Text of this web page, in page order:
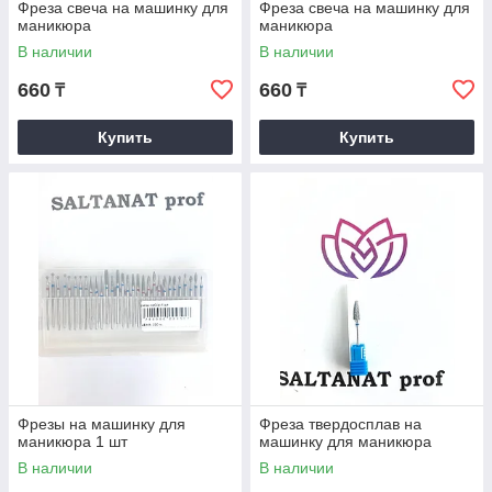
Фреза свеча на машинку для
маникюра
В наличии
660 ₸
Купить
Фреза свеча на машинку для
маникюра
В наличии
660 ₸
Купить
Фрезы на машинку для
маникюра 1 шт
В наличии
Фреза твердосплав на
машинку для маникюра
В наличии